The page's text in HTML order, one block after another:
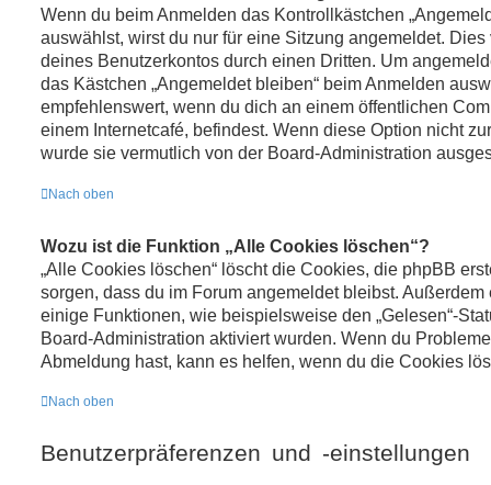
Wenn du beim Anmelden das Kontrollkästchen
auswählst, wirst du nur für eine Sitzung angemeldet.
deines Benutzerkontos durch einen Dritten. Um
das Kästchen „Angemeldet bleiben“ beim Anmelden
empfehlenswert, wenn du dich an einem öffentlichen
einem Internetcafé, befindest. Wenn diese Option nicht
wurde sie vermutlich von der Board-Administration
Nach oben
Wozu ist die Funktion „Alle Cookies löschen“?
„Alle Cookies löschen“ löscht die Cookies, die phpBB
sorgen, dass du im Forum angemeldet bleibst.
einige Funktionen, wie beispielsweise den „Gelesen“-
Board-Administration aktiviert wurden. Wenn du
Abmeldung hast, kann es helfen, wenn du die Cookies
Nach oben
Benutzerpräferenzen und -einstellungen